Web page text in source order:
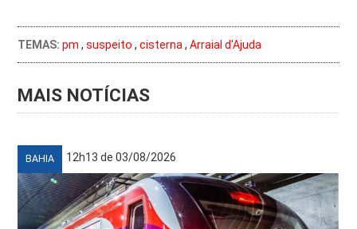
TEMAS: pm ,suspeito ,cisterna ,Arraial d'Ajuda
MAIS NOTÍCIAS
BAHIA 12h13 de 03/08/2026